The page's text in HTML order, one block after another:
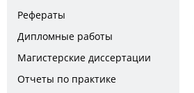
Рефераты
Дипломные работы
Магистерские диссертации
Отчеты по практике